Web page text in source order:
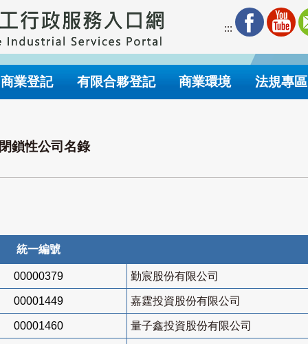
:::
商業登記 有限合夥登記 商業環境 法規專區
閉鎖性公司名錄
統一編號
00000379 勤宸股份有限公司
00001449 嘉霆投資股份有限公司
00001460 量子鑫投資股份有限公司